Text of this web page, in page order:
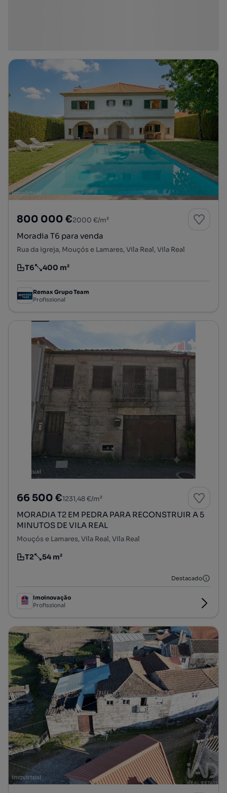
800 000 €2000 €/m²
Moradia T6 para venda
Rua da Igreja, Mouçós e Lamares, Vila Real, Vila Real
Tipologia
T6
Preço por metro quadrado
400 m²
Remax Grupo Team
Profissional
66 500 €1231,48 €/m²
MORADIA T2 EM PEDRA PARA RECONSTRUIR A 5
MINUTOS DE VILA REAL
Mouçós e Lamares, Vila Real, Vila Real
Tipologia
T2
Preço por metro quadrado
54 m²
Destacado
Imoinovação
Profissional